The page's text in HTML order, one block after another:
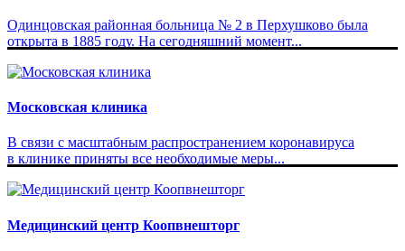
Одинцовская районная больница № 2 в Перхушково была
открыта в 1885 году. На сегодняшний момент...
Московская клиника
В связи с масштабным распространением коронавируса
в клинике приняты все необходимые меры...
Медицинский центр Коопвнешторг